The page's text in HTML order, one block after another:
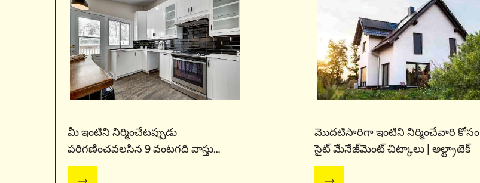
మీ ఇంటిని నిర్మించేటప్పుడు
పరిగణించవలసిన 9 వంటగది వాస్తు
చిట్కాలు
మొదటిసారిగా ఇంటిని నిర్మించేవారి కోసం
సైట్ మేనేజ్‌మెంట్ చిట్కాలు | అల్ట్రాటెక్